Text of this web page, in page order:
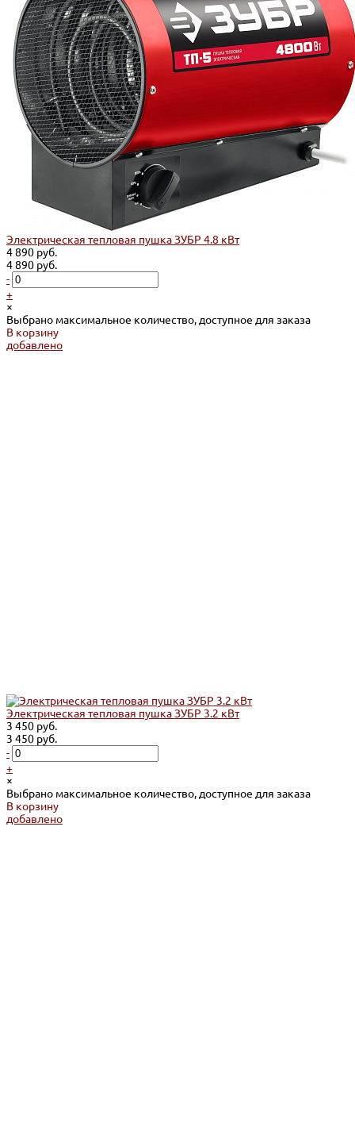
Электрическая тепловая пушка ЗУБР 4.8 кВт
4 890 руб.
4 890 руб.
-
+
×
Выбрано максимальное количество, доступное для заказа
В корзину
добавлено
Электрическая тепловая пушка ЗУБР 3.2 кВт
3 450 руб.
3 450 руб.
-
+
×
Выбрано максимальное количество, доступное для заказа
В корзину
добавлено